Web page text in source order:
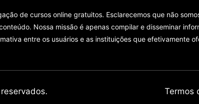
de cursos online gratuitos. Esclarecemos que não
Nossa missão é apenas compilar e disseminar
entre os usuários e as instituições que efetivamente
Termos